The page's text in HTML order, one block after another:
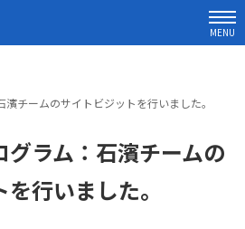
MENU
チームのサイトビジットを行いました。
ラム：石濱チームの
行いました。